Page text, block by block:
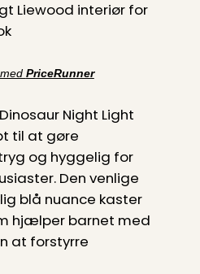
Liewood interiør for
PriceRunner
Night Light
til at gøre
og hyggelig for
Den venlige
blå nuance kaster
hjælper barnet med
at forstyrre